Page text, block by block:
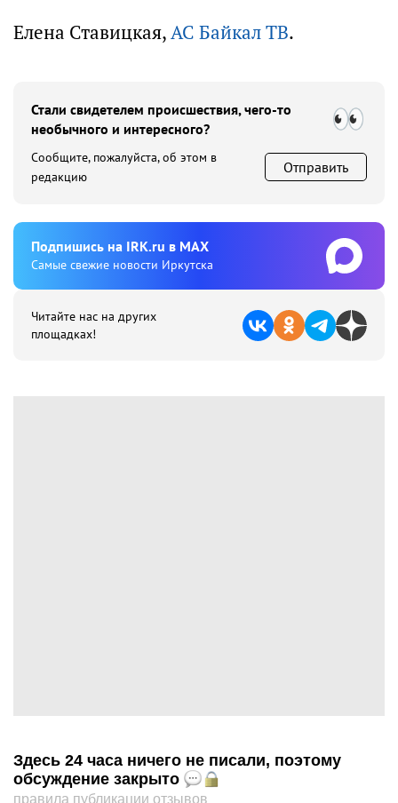
Елена Ставицкая,АС Байкал ТВ.
Стали свидетелем происшествия, чего-то
необычного и интересного?
Сообщите, пожалуйста, об этом в
редакцию
Отправить
Подпишиcь на IRK.ru в MAX
Cамые свежие новости Иркутска
Читайте нас на других
площадках!
Здесь 24 часа ничего не писали, поэтому
обсуждение закрыто
правила публикации отзывов